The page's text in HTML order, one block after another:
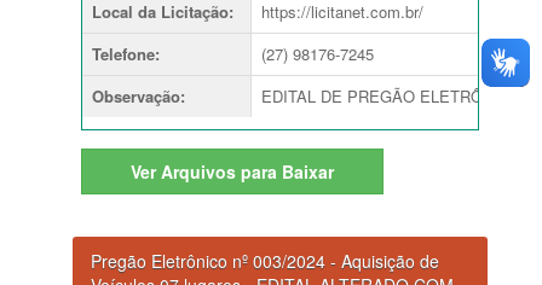
Local da Licitação:
https://licitanet.com.br/
Telefone:
(27) 98176-7245
Observação: EDITAL DE PREGÃO ELETRÔNICO
Ver Arquivos para Baixar
Pregão Eletrônico nº 003/2024 - Aquisição de